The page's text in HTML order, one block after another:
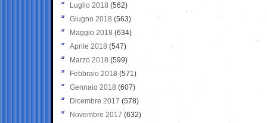
Luglio 2018 (562)
Giugno 2018 (563)
Maggio 2018 (634)
Aprile 2018 (547)
Marzo 2018 (599)
Febbraio 2018 (571)
Gennaio 2018 (607)
Dicembre 2017 (578)
Novembre 2017 (632)